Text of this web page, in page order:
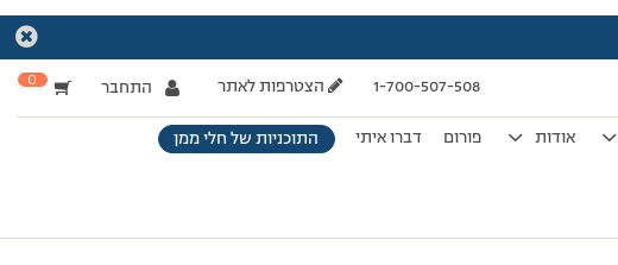
1-700-507-508 הצטרפות לאתר התחבר 0
אודות פורום דברו איתי התוכניות של חלי ממן